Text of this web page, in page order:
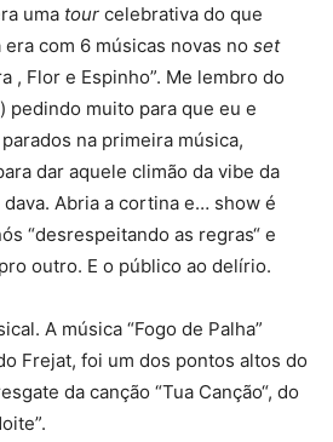
uma tour celebrativa do que
era com 6 músicas novas no set
, Flor e Espinho”. Me lembro do
pedindo muito para que eu e
na primeira música,
dar aquele climão da vibe da
dava. Abria a cortina e… show é
“desrespeitando as regras“ e
outro. E o público ao delírio.
A música “Fogo de Palha”
Frejat, foi um dos pontos altos do
da canção “Tua Canção“, do